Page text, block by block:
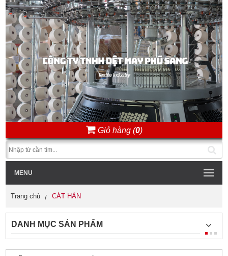
Giỏ hàng (0)
MENU
Trang chủ CÁT HÀN
DANH MỤC SẢN PHẨM